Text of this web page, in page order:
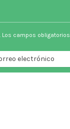
Los campos
electrónico